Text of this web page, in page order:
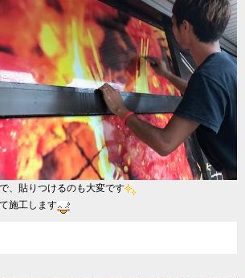
、貼りつけるのも大変です
施工します